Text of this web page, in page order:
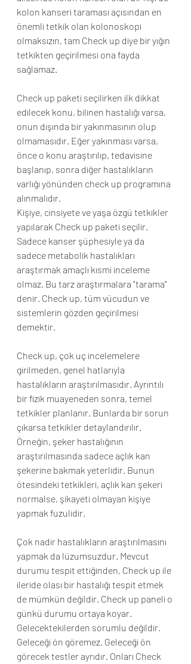
kolon kanseri taraması açısından en
önemli tetkik olan kolonoskopi
olmaksızın, tam Check up diye bir yığın
tetkikten geçirilmesi ona fayda
sağlamaz.
Check up paketi seçilirken ilk dikkat
edilecek konu, bilinen hastalığı varsa,
onun dışında bir yakınmasının olup
olmamasıdır. Eğer yakınması varsa,
önce o konu araştırılıp, tedavisine
başlanıp, sonra diğer hastalıkların
varlığı yönünden check up programına
alınmalıdır.
Kişiye, cinsiyete ve yaşa özgü tetkikler
yapılarak Check up paketi seçilir.
Sadece kanser şüphesiyle ya da
sadece metabolik hastalıkları
araştırmak amaçlı kısmi inceleme
olmaz. Bu tarz araştırmalara "tarama"
denir. Check up, tüm vücudun ve
sistemlerin gözden geçirilmesi
demektir.
Check up, çok uç incelemelere
girilmeden, genel hatlarıyla
hastalıkların araştırılmasıdır. Ayrıntılı
bir fizik muayeneden sonra, temel
tetkikler planlanır. Bunlarda bir sorun
çıkarsa tetkikler detaylandırılır.
Örneğin, şeker hastalığının
araştırılmasında sadece açlık kan
şekerine bakmak yeterlidir. Bunun
ötesindeki tetkikleri, açlık kan şekeri
normalse, şikayeti olmayan kişiye
yapmak fuzulidir.
Çok nadir hastalıkların araştırılmasını
yapmak da lüzumsuzdur. Mevcut
durumu tespit ettiğinden, Check up ile
ileride olası bir hastalığı tespit etmek
de mümkün değildir. Check up paneli o
günkü durumu ortaya koyar.
Gelecektekilerden sorumlu değildir.
Geleceği ön göremez. Geleceği ön
görecek testler ayrıdır. Onları Check